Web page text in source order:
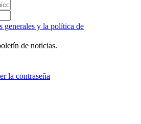
generales y la política de
de noticias.
la contraseña